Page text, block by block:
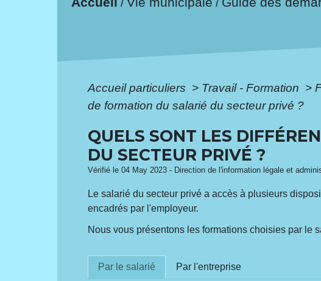
/ /
Accueil particuliers > Travail - Formation >
de formation du salarié du secteur privé ?
QUELS SONT LES
DU SECTEUR PRIVÉ ?
Vérifié le 04 May 2023 - Direction de l'information légale et
Le salarié du secteur privé a accès à plusieurs
encadrés par l'employeur.
Nous vous présentons les formations choisies par le
Par le salarié Par l'entreprise